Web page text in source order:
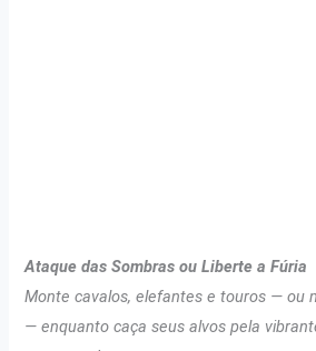
Ataque das Sombras ou Liberte a Fúria
Monte cavalos, elefantes e touros — ou
— enquanto caça seus alvos pela